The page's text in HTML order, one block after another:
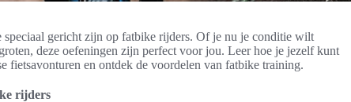
speciaal gericht zijn op fatbike rijders. Of je nu je conditie wilt
deze oefeningen zijn perfect voor jou. Leer hoe je jezelf kunt
fietsavonturen en ontdek de voordelen van fatbike training.
rijders